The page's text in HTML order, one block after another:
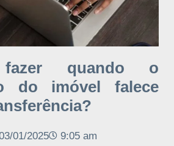
quando o
do imóvel falece
01/2025 9:05 am